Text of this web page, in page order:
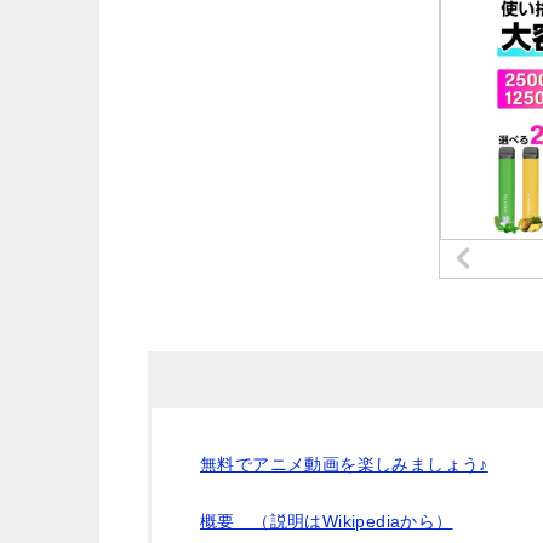
無料でアニメ動画を楽しみましょう♪
概要 （説明はWikipediaから）